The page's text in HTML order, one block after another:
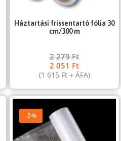
Háztartási frissentartó fólia 30
cm/300 m
2 279Ft
2 051 Ft
(1 615 Ft+ ÁFA)
-5%